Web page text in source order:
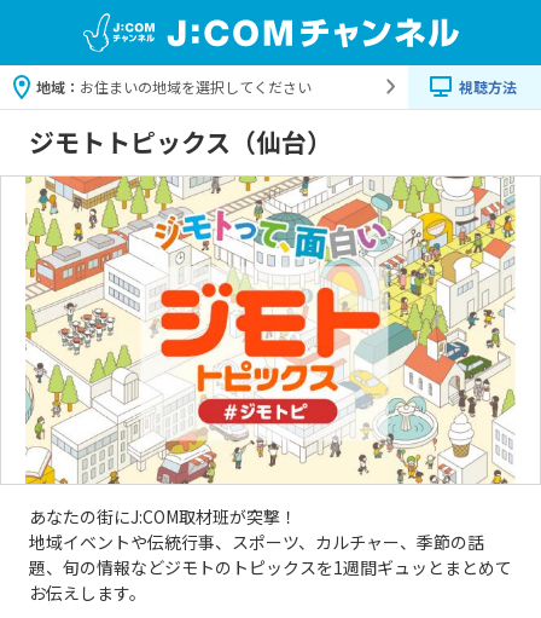
地域： お住まいの地域を選択してください 視聴方法
ジモトトピックス（仙台）
あなたの街にJ:COM取材班が突撃！
地域イベントや伝統行事、スポーツ、カルチャー、季節の話
題、旬の情報などジモトのトピックスを1週間ギュッとまとめて
お伝えします。